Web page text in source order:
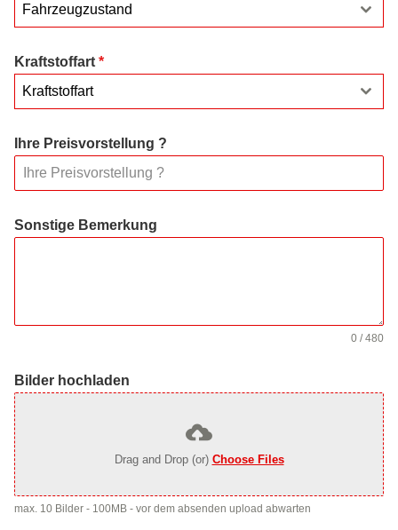
Fahrzeugzustand
Kraftstoffart *
Kraftstoffart
Ihre Preisvorstellung ?
Sonstige Bemerkung
0 / 480
Bilder hochladen
Drag and Drop (or) Choose Files
max. 10 Bilder - 100MB - vor dem absenden upload abwarten